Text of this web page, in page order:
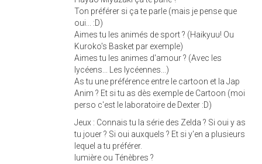
Ton préférer si ça te parle (mais je pense que
oui... :D)
Aimes tu les animés de sport ? (Haikyuu! Ou
Kuroko's Basket par exemple)
Aimes tu les animes d'amour ? (Avec les
lycéens... Les lycéennes...)
As tu une préférence entre le cartoon et la Jap
Anim ? Et si tu as dès exemple de Cartoon (moi
perso c'est le laboratoire de Dexter :D)
Jeux : Connais tu la série des Zelda ? Si oui y as
tu jouer ? Si oui auxquels ? Et si y'en a plusieurs
lequel a tu préférer.
lumière ou Ténèbres ?